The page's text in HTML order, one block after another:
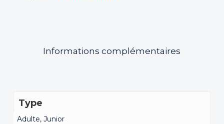
Informations complémentaires
Type
Adulte, Junior